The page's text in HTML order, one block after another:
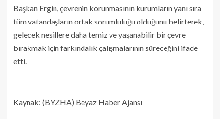
Başkan Ergin, çevrenin korunmasının kurumların yanı sıra
tüm vatandaşların ortak sorumluluğu olduğunu belirterek,
gelecek nesillere daha temiz ve yaşanabilir bir çevre
bırakmak için farkındalık çalışmalarının süreceğini ifade
etti.
Kaynak: (BYZHA) Beyaz Haber Ajansı